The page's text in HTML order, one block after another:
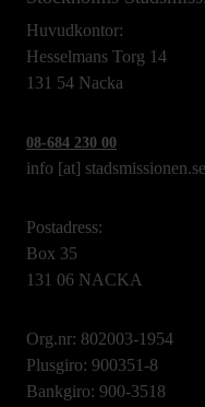
Huvudkontor:
Hesselmans Torg 14
131 54 Nacka
08-684 230 00
info [at] stadsmissionen.se
Postadress:
Box 35
131 06 NACKA
Org.nr: 802003-1954
Plusgiro: 900351-8
Bankgiro: 900-3518